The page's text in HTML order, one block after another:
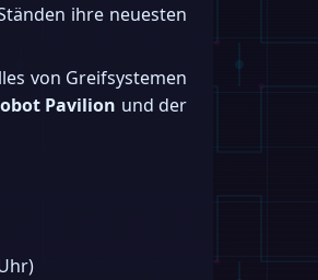
ihre neuesten
von Greifsystemen
Pavilion und der